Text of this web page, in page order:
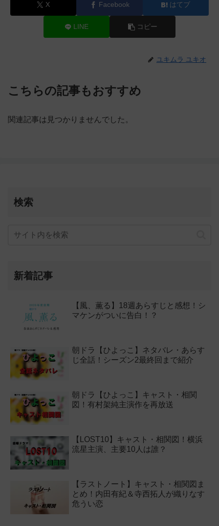
X Facebook はてブ
LINE コピー
ユキムラ ユキオ
こちらの記事もおすすめ
関連記事は見つかりませんでした。
検索
新着記事
【風、薫る】18週あらすじと感想！シ
マケンがついに告白！？
朝ドラ【ひよっこ】ネタバレ・あらす
じ全話！シーズン2最終回まで紹介
朝ドラ【ひよっこ】キャスト・相関
図！有村架純主演作を再放送
【LOST10】キャスト・相関図！横浜
流星主演、主要10人は誰？
【ラストノート】キャスト・相関図ま
とめ！内田有紀＆寺西拓人が織りなす
危うい恋